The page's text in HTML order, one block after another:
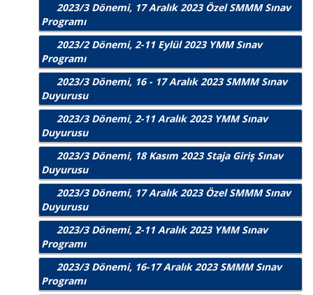
2023/3 Dönemi, 17 Aralık 2023 Özel SMMM Sınav
Programı
2023/2 Dönemi, 2-11 Eylül 2023 YMM Sınav
Programı
2023/3 Dönemi, 16 - 17 Aralık 2023 SMMM Sınav
Duyurusu
2023/3 Dönemi, 2-11 Aralık 2023 YMM Sınav
Duyurusu
2023/3 Dönemi, 18 Kasım 2023 Staja Giriş Sınav
Duyurusu
2023/3 Dönemi, 17 Aralık 2023 Özel SMMM Sınav
Duyurusu
2023/3 Dönemi, 2-11 Aralık 2023 YMM Sınav
Programı
2023/3 Dönemi, 16-17 Aralık 2023 SMMM Sınav
Programı